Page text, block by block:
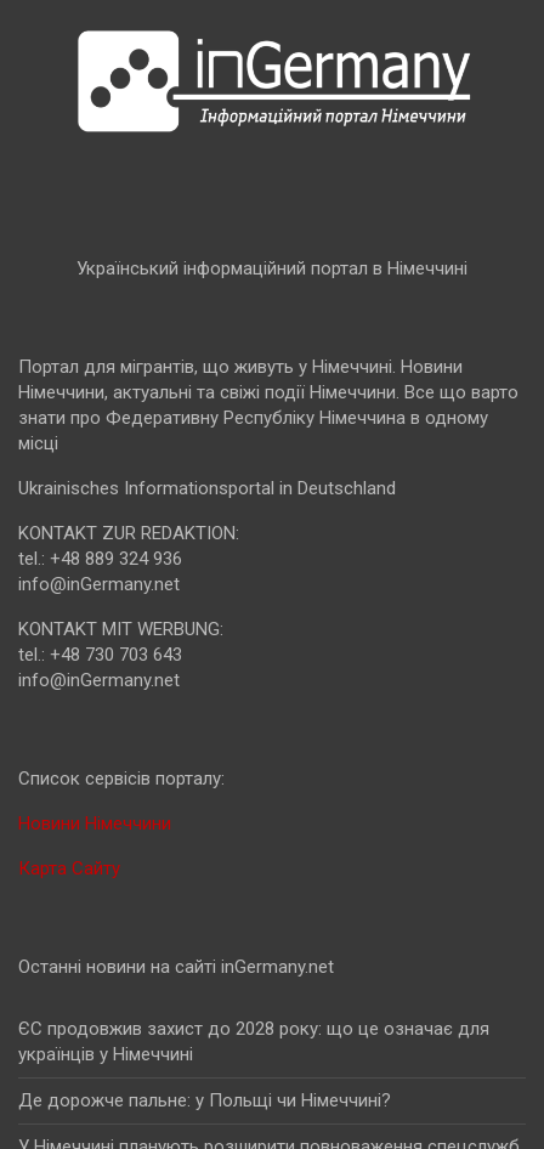
Український інформаційний портал в Німеччині
Портал для мігрантів, що живуть у Німеччині. Новини
Німеччини, актуальні та свіжі події Німеччини. Все що варто
знати про Федеративну Республіку Німеччина в одному
місці
Ukrainisches Informationsportal in Deutschland
KONTAKT ZUR REDAKTION:
tel.: +48 889 324 936
info@inGermany.net
KONTAKT MIT WERBUNG:
tel.: +48 730 703 643
info@inGermany.net
Cписок сервісів порталу:
Новини Німеччини
Карта Сайту
Останні новини на сайті inGermany.net
ЄС продовжив захист до 2028 року: що це означає для
українців у Німеччині
Де дорожче пальне: у Польщі чи Німеччині?